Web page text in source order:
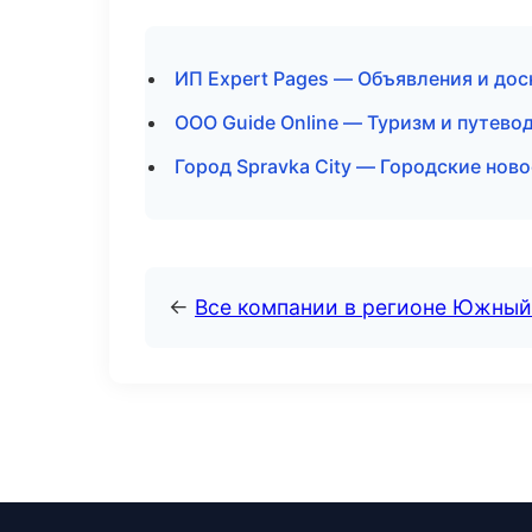
ИП Expert Pages — Объявления и
ООО Guide Online — Туризм и
Город Spravka City — Городские
← Все компании в регионе